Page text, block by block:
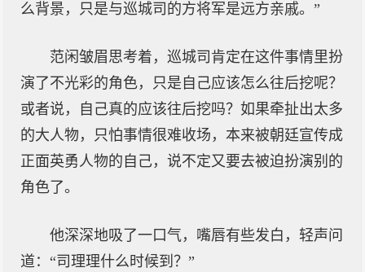
么背景，只是与巡城司的方将军是远方亲戚。”
范闲皱眉思考着，巡城司肯定在这件事情里扮
演了不光彩的角色，只是自己应该怎么往后挖呢？
或者说，自己真的应该往后挖吗？如果牵扯出太多
的大人物，只怕事情很难收场，本来被朝廷宣传成
正面英勇人物的自己，说不定又要去被迫扮演别的
角色了。
他深深地吸了一口气，嘴唇有些发白，轻声问
道：“司理理什么时候到？”